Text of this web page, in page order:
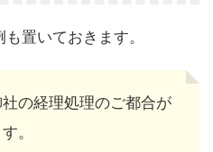
置いておきます。
社の経理処理のご都合が
。